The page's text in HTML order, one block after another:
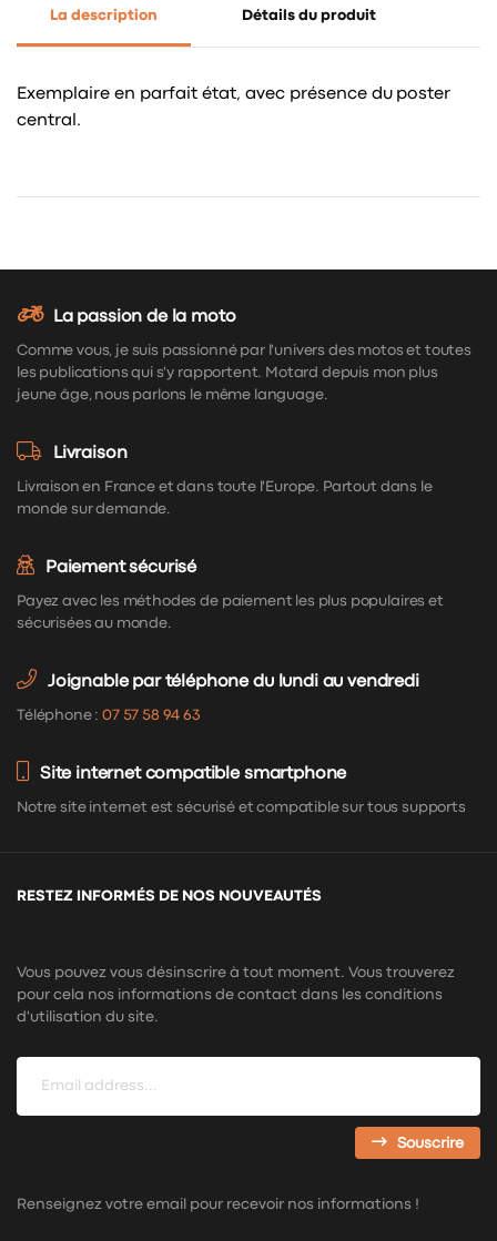
La description Détails du produit
Exemplaire en parfait état, avec présence du poster
central.
La passion de la moto
Comme vous, je suis passionné par l'univers des motos et toutes
les publications qui s'y rapportent. Motard depuis mon plus
jeune âge, nous parlons le même language.
Livraison
Livraison en France et dans toute l'Europe. Partout dans le
monde sur demande.
Paiement sécurisé
Payez avec les méthodes de paiement les plus populaires et
sécurisées au monde.
Joignable par téléphone du lundi au vendredi
Téléphone :07 57 58 94 63
Site internet compatible smartphone
Notre site internet est sécurisé et compatible sur tous supports
RESTEZ INFORMÉS DE NOS NOUVEAUTÉS
Vous pouvez vous désinscrire à tout moment. Vous trouverez
pour cela nos informations de contact dans les conditions
d'utilisation du site.
Souscrire
Renseignez votre email pour recevoir nos informations !